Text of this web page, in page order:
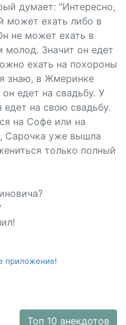
думает: "Интересно,
может ехать либо в
не может ехать в
молод. Значит он едет
ехать на похороны
знаю, в Жмеринке
едет на свадьбу. У
едет на свою свадьбу.
на Софе или на
Сарочка уже вышла
только полный
приложение!
Топ 10 анекдотов